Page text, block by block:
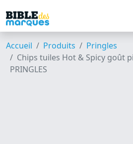
Accueil Produits
Pringles
Chips tuiles Hot & Spicy goût
PRINGLES